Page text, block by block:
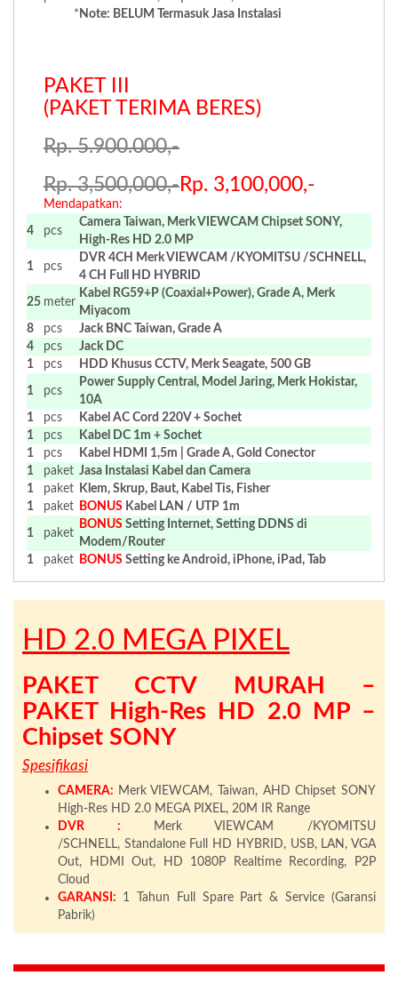
* Note: BELUM Termasuk Jasa Instalasi
PAKET III
(PAKET TERIMA BERES)
Rp. 5.900.000,-
Rp. 3,500,000,-Rp. 3,100,000,-
Mendapatkan:
4 pcs
Camera Taiwan, Merk VIEWCAM Chipset SONY,
High-Res HD 2.0 MP
1 pcs
DVR 4CH Merk VIEWCAM /KYOMITSU /SCHNELL,
4 CH Full HD HYBRID
25 meter
Kabel RG59+P (Coaxial+Power), Grade A, Merk
Miyacom
8
pcs
Jack BNC Taiwan, Grade A
4
pcs
Jack DC
1
pcs HDD Khusus CCTV, Merk Seagate, 500 GB
1 pcs
Power Supply Central, Model Jaring, Merk Hokistar,
10A
1
pcs
Kabel AC Cord 220V + Sochet
1
pcs
Kabel DC 1m + Sochet
1
pcs
Kabel HDMI 1,5m | Grade A, Gold Conector
1
paket Jasa Instalasi Kabel dan Camera
1
paket
Klem, Skrup, Baut, Kabel Tis, Fisher
1
paket BONUS Kabel LAN / UTP 1m
1 paket
BONUS Setting Internet, Setting DDNS di
Modem/Router
1
paket BONUS Setting ke Android, iPhone, iPad, Tab
HD 2.0 MEGA PIXEL
PAKET CCTV MURAH –
PAKET High-Res HD 2.0 MP –
Chipset SONY
Spesifikasi
CAMERA: Merk VIEWCAM, Taiwan, AHD Chipset SONY
High-Res HD 2.0 MEGA PIXEL, 20M IR Range
DVR :
Merk VIEWCAM /KYOMITSU
/SCHNELL, Standalone Full HD HYBRID, USB, LAN, VGA
Out, HDMI Out, HD 1080P Realtime Recording, P2P
Cloud
GARANSI:
1 Tahun Full Spare Part & Service (Garansi
Pabrik)